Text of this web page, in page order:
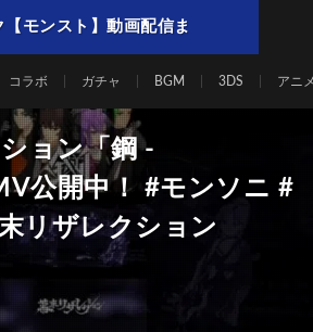
モンスト】動画配信ま
コラボ ガチャ BGM 3DS アニ
ョン「鋼 -
公開中！ #モンソニ #
リザレクション